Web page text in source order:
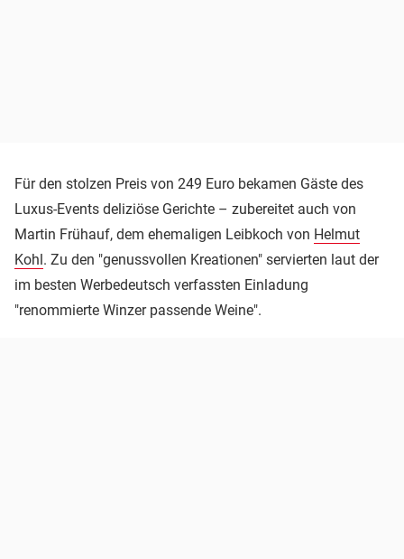
Für den stolzen Preis von 249 Euro bekamen Gäste des
Luxus-Events deliziöse Gerichte – zubereitet auch von
Martin Frühauf, dem ehemaligen Leibkoch von Helmut
Kohl. Zu den "genussvollen Kreationen" servierten laut der
im besten Werbedeutsch verfassten Einladung
"renommierte Winzer passende Weine".